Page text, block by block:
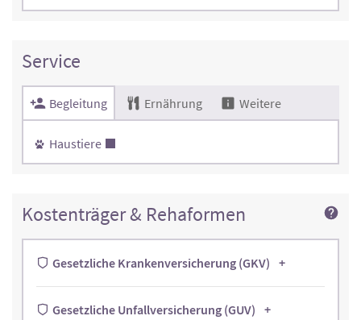
Service
Begleitung Ernährung Weitere
Haustiere
Kostenträger & Rehaformen
Gesetzliche Krankenversicherung (GKV)
Gesetzliche Unfallversicherung (GUV)